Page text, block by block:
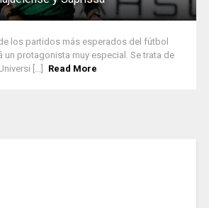
los partidos más esperados del fútbol
un protagonista muy especial. Se trata de
[...]
Read More